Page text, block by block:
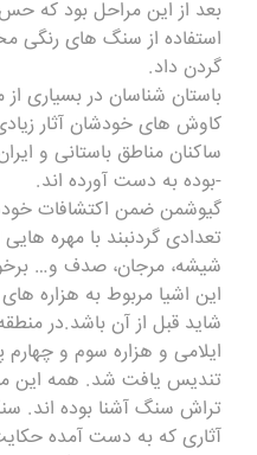
بعد از این مراحل بود كه
استفاده از سنگ هاى رنگى
گردن داد.
باستان شناسان در بسیارى
كاوش هاى خودشان آثار
ساكنان مناطق باستانى و
-بوده به دست آورده اند.
گیوشمن ضمن اكتشافات
تعدادى گردنبند با مهره
شیشه، مرجان، صدف و…
این اشیا مربوط به هزاره
شاید قبل از آن باشد.در
ایلامى و هزاره سوم و
تندیس یافت شد. همه این
تراش سنگ آشنا بوده اند.
آثارى كه به دست آمده